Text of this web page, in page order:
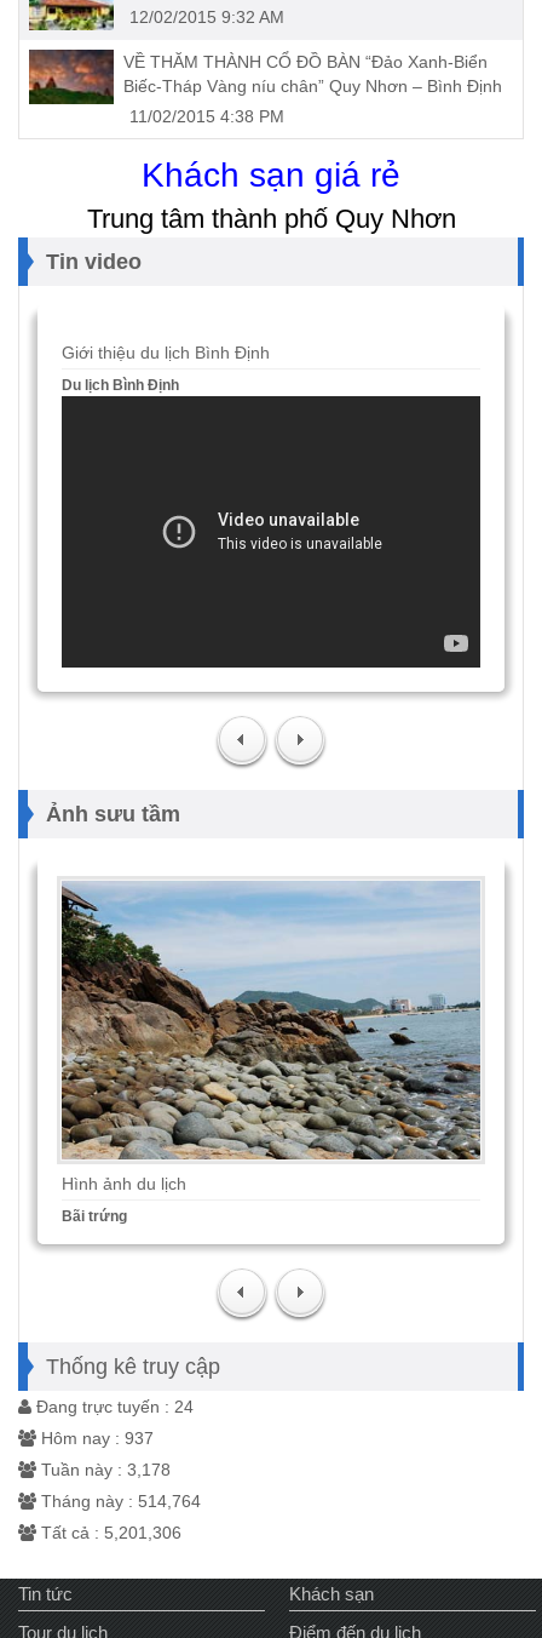
12/02/2015 9:32 AM
VỀ THĂM THÀNH CỔ ĐỒ BÀN “Đảo Xanh-Biển
Biếc-Tháp Vàng níu chân” Quy Nhơn – Bình Định
11/02/2015 4:38 PM
Khách sạn giá rẻ
Trung tâm thành phố Quy Nhơn
Tin video
Giới thiệu du lịch Bình Định
Du lịch Bình Định
Ảnh sưu tầm
Hình ảnh du lịch
Bãi trứng
Thống kê truy cập
Đang trực tuyến : 24
Hôm nay : 937
Tuần này : 3,178
Tháng này : 514,764
Tất cả : 5,201,306
Tin tức
Khách sạn
Tour du lịch
Điểm đến du lịch